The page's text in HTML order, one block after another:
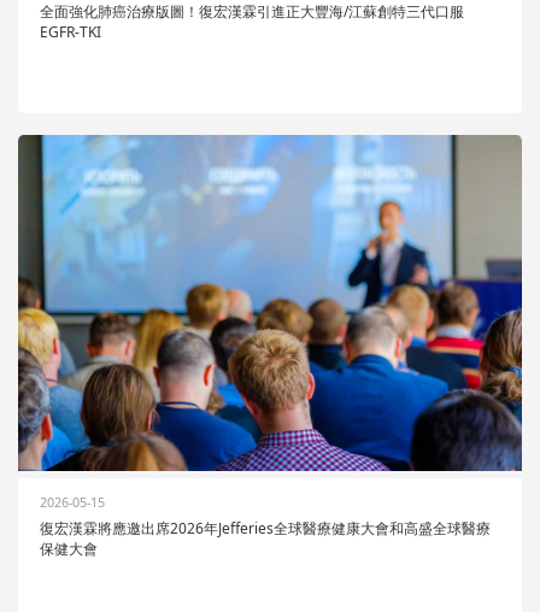
全面強化肺癌治療版圖！復宏漢霖引進正大豐海/江蘇創特三代口服
EGFR-TKI
2026-05-15
復宏漢霖將應邀出席2026年Jefferies全球醫療健康大會和高盛全球醫療
保健大會